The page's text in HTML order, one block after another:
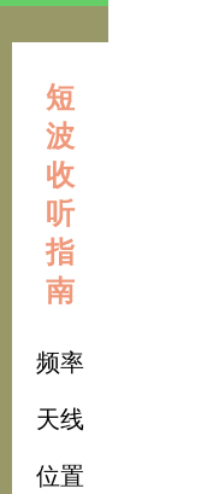
短
波
收
听
指
南
频率
天线
位置